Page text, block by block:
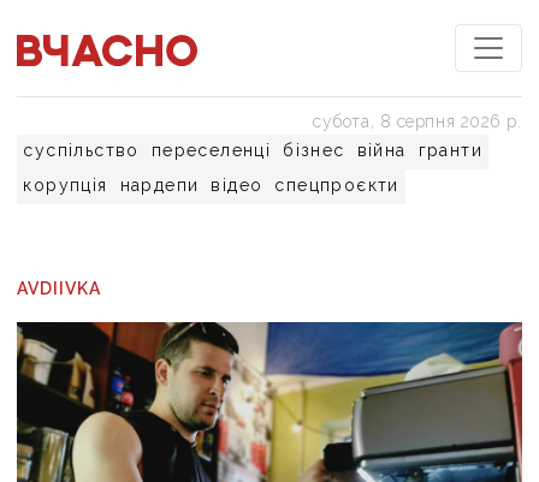
суспільство переселенці бізнес війна
гранти
корупція
нардепи відео спецпроєкти
субота, 8 серпня 2026 р.
AVDIIVKA